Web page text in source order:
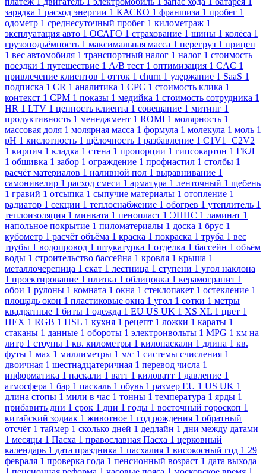
зарядка 1 расход энергии 1 КАСКО 1 франшиза 1 пробег 1
одометр 1 среднесуточный пробег 1 километраж 1
эксплуатация авто 1 ОСАГО 1 страхование 1 шины 1 колёса 1
грузоподъёмность 1 максимальная масса 1 перегруз 1 прицеп
1 вес автомобиля 1 транспортный налог 1 налог 1 стоимость
поездки 1 путешествие 1 A/B тест 1 оптимизация 1 CAC 1
привлечение клиентов 1 отток 1 churn 1 удержание 1 SaaS 1
подписка 1 CR 1 аналитика 1 CPC 1 стоимость клика 1
контекст 1 CPM 1 показы 1 медийка 1 стоимость сотрудника 1
HR 1 LTV 1 ценность клиента 1 совещание 1 митинг 1
продуктивность 1 менеджмент 1 ROMI 1 молярность 1
массовая доля 1 молярная масса 1 формула 1 молекула 1 моль 1
pH 1 кислотность 1 щёлочность 1 разбавление 1 C1V1=C2V2
1 кирпич 1 кладка 1 стена 1 пропорции 1 гипсокартон 1 ГКЛ
1 обшивка 1 забор 1 ограждение 1 профнастил 1 столбы 1
расчёт материалов 1 наливной пол 1 выравнивание 1
самонивелир 1 расход смеси 1 арматура 1 ленточный 1 щебень
1 гравий 1 отсыпка 1 сыпучие материалы 1 отопление 1
радиатор 1 секции 1 теплоснабжение 1 обогрев 1 утеплитель 1
теплоизоляция 1 минвата 1 пенопласт 1 ЭППС 1 ламинат 1
напольное покрытие 1 пиломатериалы 1 доска 1 брус 1
кубометр 1 расчёт объёма 1 краска 1 покраска 1 труба 1 вес
трубы 1 водопровод 1 штукатурка 1 отделка 1 бассейн 1 объём
воды 1 строительство бассейна 1 кровля 1 крыша 1
металлочерепица 1 скат 1 лестница 1 ступени 1 угол наклона
1 проектирование 1 плитка 1 облицовка 1 керамогранит 1
обои 1 рулоны 1 комната 1 окна 1 стеклопакет 1 остекление 1
площадь окон 1 пластиковые окна 1 угол 1 сотки 1 метры
квадратные 1 биты 1 одежда 1 EU US UK 1 XS XL 1 цвет 1
HEX 1 RGB 1 HSL 1 кухня 1 рецепт 1 ложки 1 караты 1
стаканы 1 данные 1 обороты 1 электронвольты 1 MPG 1 км на
литр 1 стоуны 1 кв. километры 1 килопаскали 1 длина 1 кв.
футы 1 мах 1 миллиметры 1 м/с 1 системы счисления 1
двоичная 1 шестнадцатеричная 1 перевод числа 1
информатика 1 паскали 1 ватт 1 киловатт 1 давление 1
атмосфера 1 бар 1 паскаль 1 обувь 1 размер EU 1 US UK 1
длина стопы 1 мили в час 1 тонны 1 температура 1 ярды 1
прибавить дни 1 срок 1 дни 1 годы 1 восточный гороскоп 1
китайский зодиак 1 животное 1 год рождения 1 обратный
отсчёт 1 таймер 1 сколько дней 1 дедлайн 1 дни между датами
1 месяцы 1 Пасха 1 православная Пасха 1 церковный
календарь 1 дата праздника 1 пасхалия 1 високосный год 1 29
февраля 1 проверка года 1 пенсионный возраст 1 дата выхода